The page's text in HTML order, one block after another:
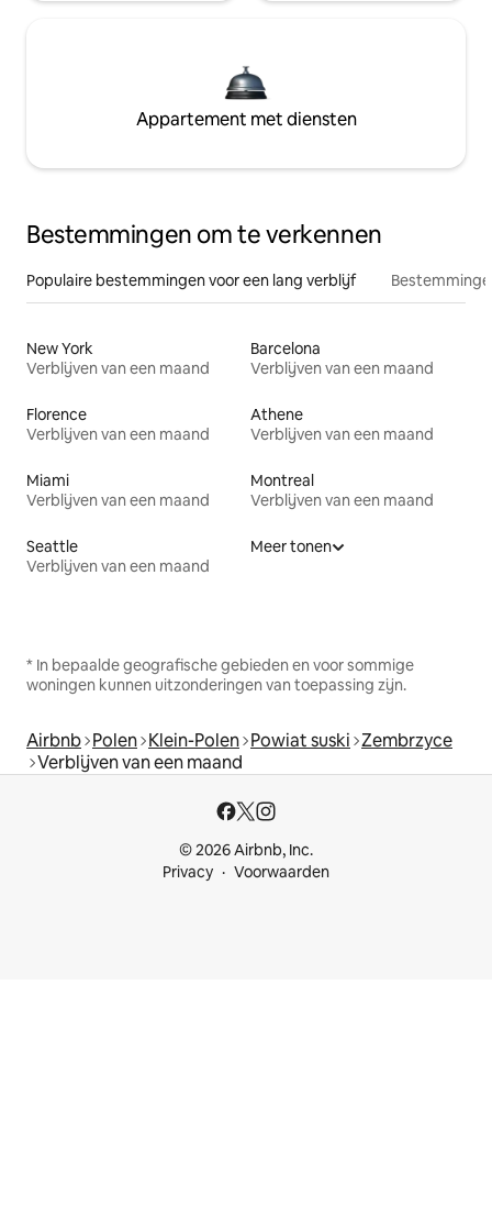
Appartement met diensten
Bestemmingen om te verkennen
Populaire bestemmingen voor een lang verblijf
New York
Verblijven van een maand
Barcelona
Verblijven van een maand
Florence
Verblijven van een maand
Athene
Verblijven van een maand
Miami
Verblijven van een maand
Montreal
Verblijven van een maand
Seattle
Verblijven van een maand
Meer tonen
* In bepaalde geografische gebieden en voor sommige
woningen kunnen uitzonderingen van toepassing zijn.
Airbnb Polen Klein-Polen Powiat suski Zembrzyce
Verblijven van een maand
© 2026 Airbnb, Inc.
Privacy
Voorwaarden